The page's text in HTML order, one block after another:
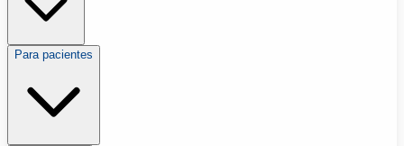
Para pacientes